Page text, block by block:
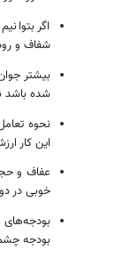
اگر
شفاف و
بیشتر
شده باشد
نحوه
این کار
عفاف و
خوبی در
بودجه